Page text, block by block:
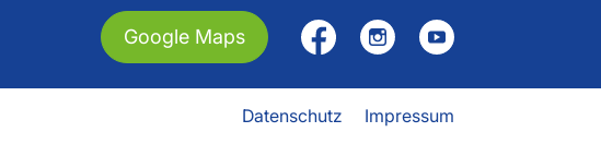
Google Maps
Datenschutz Impressum